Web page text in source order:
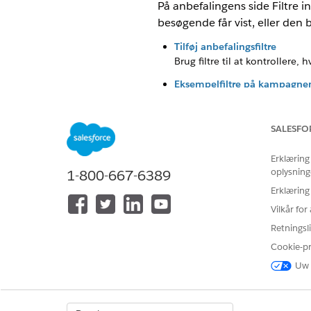
På anbefalingens side Filtre
besøgende får vist, eller den
Tilføj anbefalingsfiltre
Brug filtre til at kontrollere,
Eksempelfiltre på
at filtrere efter profilkriterier
Inkluder eller ekskluder
Du kan f.eks. konfigurere
Anbefalingsfilteroperatorer
Vælg den relevante
justere anbefalingslogik.
Filtrer elementer med
Opret strenge
1-800-667-6389
Erklæring
Vilkår for
Cookie-
Uw